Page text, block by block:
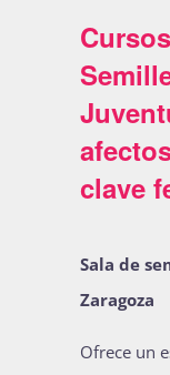
clave
Sala de
Zaragoza
Ofrece un